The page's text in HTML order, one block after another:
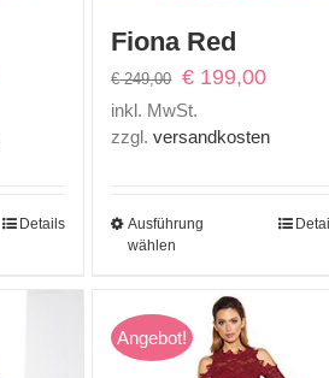
Details
Fiona Red
€249,00 Ursprünglicher
Preis
war:
€ 199,00Aktueller
inkl. MwSt.
zzgl.versandkosten
Ausführung
wählen
Angebot!